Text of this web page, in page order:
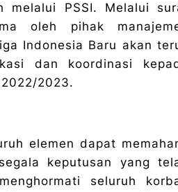
melalui PSSI. Melalui
oleh pihak
Indonesia Baru akan
dan koordinasi
2023.
elemen dapat
keputusan yang
seluruh